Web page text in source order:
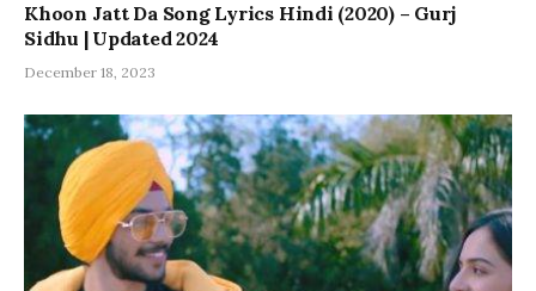
Khoon Jatt Da Song Lyrics Hindi (2020) – Gurj
Sidhu | Updated 2024
December 18, 2023